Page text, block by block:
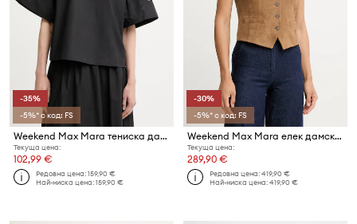
-35%
-5%* с код: FS
Weekend Max Mara тениска дамска памучна TARGA
Текуща цена:
102,99 €
Редовна цена:159,90 €
Най-ниска цена:159,90 €
-30%
-5%* с код: FS
Weekend Max Mara елек дамски от велур VETUSTA
Текуща цена:
289,90 €
Редовна цена:419,90 €
Най-ниска цена:419,90 €